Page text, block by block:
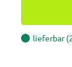
lieferbar